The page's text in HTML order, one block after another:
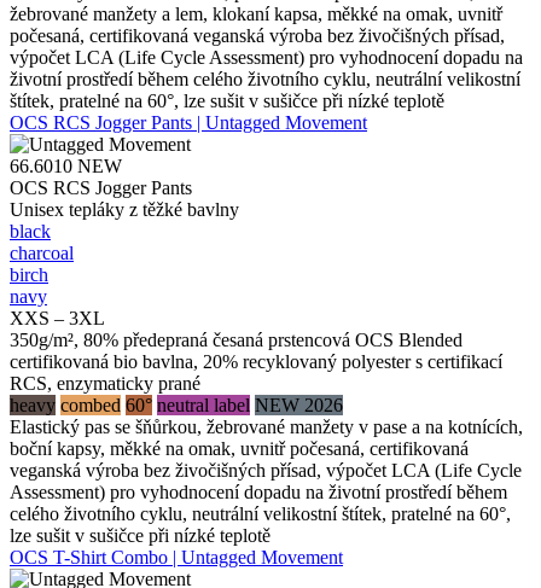
žebrované manžety a lem, klokaní kapsa, měkké na omak, uvnitř
počesaná, certifikovaná veganská výroba bez živočišných přísad,
výpočet LCA (Life Cycle Assessment) pro vyhodnocení dopadu na
životní prostředí během celého životního cyklu, neutrální velikostní
štítek, pratelné na 60°, lze sušit v sušičce při nízké teplotě
OCS RCS Jogger Pants | Untagged Movement
66.6010 NEW
OCS RCS Jogger Pants
Unisex tepláky z těžké bavlny
black
charcoal
birch
navy
XXS – 3XL
350g/m², 80% předepraná česaná prstencová OCS Blended
certifikovaná bio bavlna, 20% recyklovaný polyester s certifikací
RCS, enzymaticky prané
heavy combed 60° neutral label NEW 2026
Elastický pas se šňůrkou, žebrované manžety v pase a na kotnících,
boční kapsy, měkké na omak, uvnitř počesaná, certifikovaná
veganská výroba bez živočišných přísad, výpočet LCA (Life Cycle
Assessment) pro vyhodnocení dopadu na životní prostředí během
celého životního cyklu, neutrální velikostní štítek, pratelné na 60°,
lze sušit v sušičce při nízké teplotě
OCS T-Shirt Combo | Untagged Movement